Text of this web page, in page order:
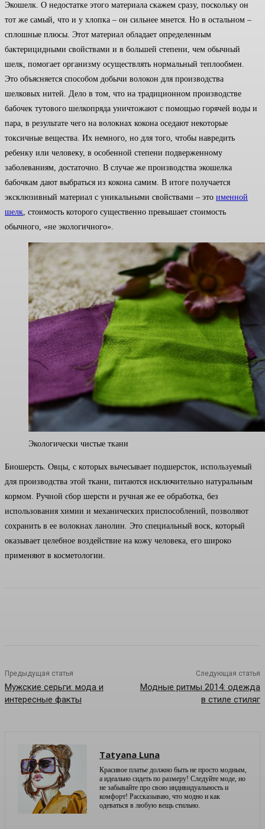
Экошелк. О недостатке этого материала скажем сразу, поскольку он
тот же самый, что и у хлопка – он сильнее мнется. Но в остальном –
сплошные плюсы. Этот материал обладает определенным
бактерицидными свойствами и в большей степени, чем обычный
шелк, помогает организму осуществлять нормальный теплообмен.
Это объясняется способом добычи волокон для производства
шелковых нитей. Дело в том, что на традиционном производстве
бабочек тутового шелкопряда уничтожают с помощью горячей воды и
пара, в результате чего на волокнах кокона оседают некоторые
токсичные вещества. Их немного, но для того, чтобы навредить
ребенку или человеку, в особенной степени подверженному
заболеваниям, достаточно. В случае же производства экошелка
бабочкам дают выбраться из кокона самим. В итоге получается
эксклюзивный материал с уникальными свойствами – это именной
шелк, стоимость которого существенно превышает стоимость
обычного, «не экологичного».
Экологически чистые ткани
Биошерсть. Овцы, с которых вычесывает подшерсток, используемый
для производства этой ткани, питаются исключительно натуральным
кормом. Ручной сбор шерсти и ручная же ее обработка, без
использования химии и механических приспособлений, позволяют
сохранить в ее волокнах ланолин. Это специальный воск, который
оказывает целебное воздействие на кожу человека, его широко
применяют в косметологии.
Предыдущая статья
Мужские серьги: мода и
интересные факты
Следующая статья
Модные ритмы 2014: одежда
в стиле стиляг
Tatyana Luna
Красивое платье должно быть не просто модным,
а идеально сидеть по размеру! Следуйте моде, но
не забывайте про свою индивидуальность и
комфорт! Рассказываю, что модно и как
одеваться в любую вещь стильно.